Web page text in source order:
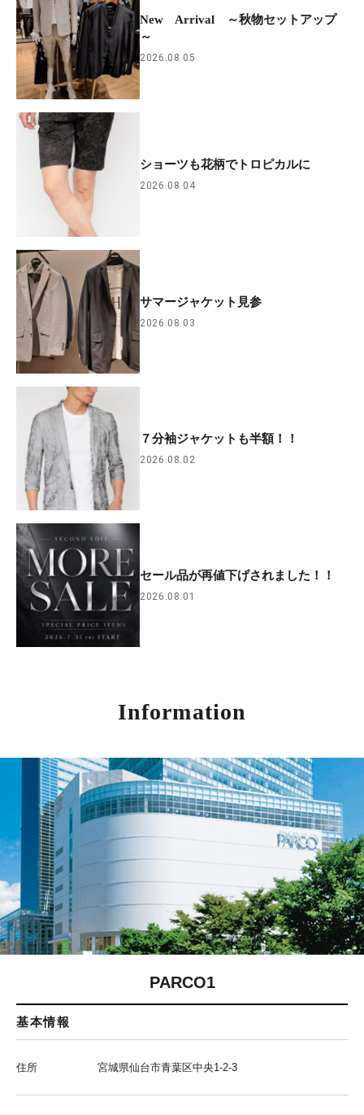
New Arrival ～秋物セットアップ
～
2026.08.05
ショーツも花柄でトロピカルに
2026.08.04
サマージャケット見参
2026.08.03
７分袖ジャケットも半額！！
2026.08.02
セール品が再値下げされました！！
2026.08.01
Information
PARCO1
基本情報
住所 宮城県仙台市青葉区中央1-2-3